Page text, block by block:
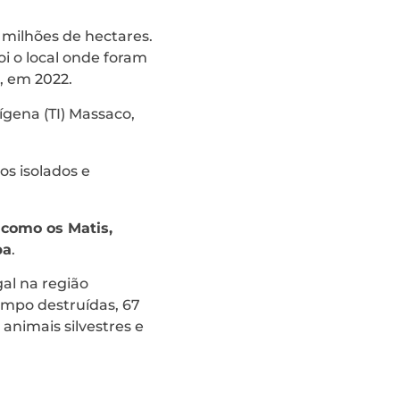
de hectares.
o local onde foram
2022.
(TI) Massaco,
isolados e
os Matis,
.
na região
destruídas, 67
silvestres e